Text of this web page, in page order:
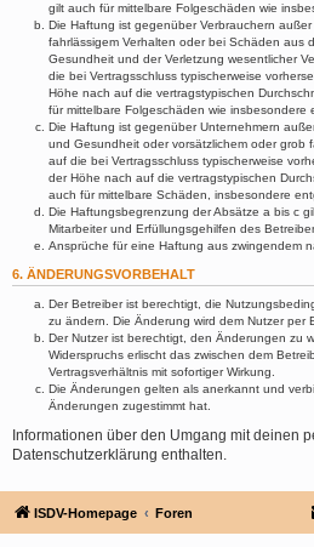
gilt auch für mittelbare Folgeschäden wie
Die Haftung ist gegenüber Verbrauchern
fahrlässigem Verhalten oder bei Schäden aus
Gesundheit und der Verletzung wesentlicher
die bei Vertragsschluss typischerweise
Höhe nach auf die vertragstypischen
für mittelbare Folgeschäden wie insbesondere
Die Haftung ist gegenüber Unternehmern
und Gesundheit oder vorsätzlichem oder grob
auf die bei Vertragsschluss typischerweise
der Höhe nach auf die vertragstypischen
auch für mittelbare Schäden, insbesondere
Die Haftungsbegrenzung der Absätze a bis c
Mitarbeiter und Erfüllungsgehilfen des
Ansprüche für eine Haftung aus zwingendem
6. ÄNDERUNGSVORBEHALT
Der Betreiber ist berechtigt, die
zu ändern. Die Änderung wird dem Nutzer per
Der Nutzer ist berechtigt, den Änderungen zu
Widerspruchs erlischt das zwischen dem
Vertragsverhältnis mit sofortiger Wirkung.
Die Änderungen gelten als anerkannt und
Änderungen zugestimmt hat.
Informationen über den Umgang mit deinen
Datenschutzerklärung enthalten.
ISDV-Homepage Foren